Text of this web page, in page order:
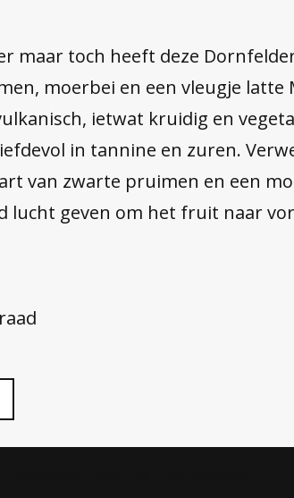
maar toch heeft deze
moerbei en een vleugje latte
ietwat kruidig en
in tannine en zuren.
van zwarte pruimen en een
lucht geven om het fruit naar